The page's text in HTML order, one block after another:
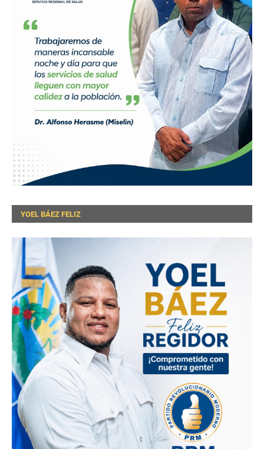
YOEL BÁEZ FELIZ